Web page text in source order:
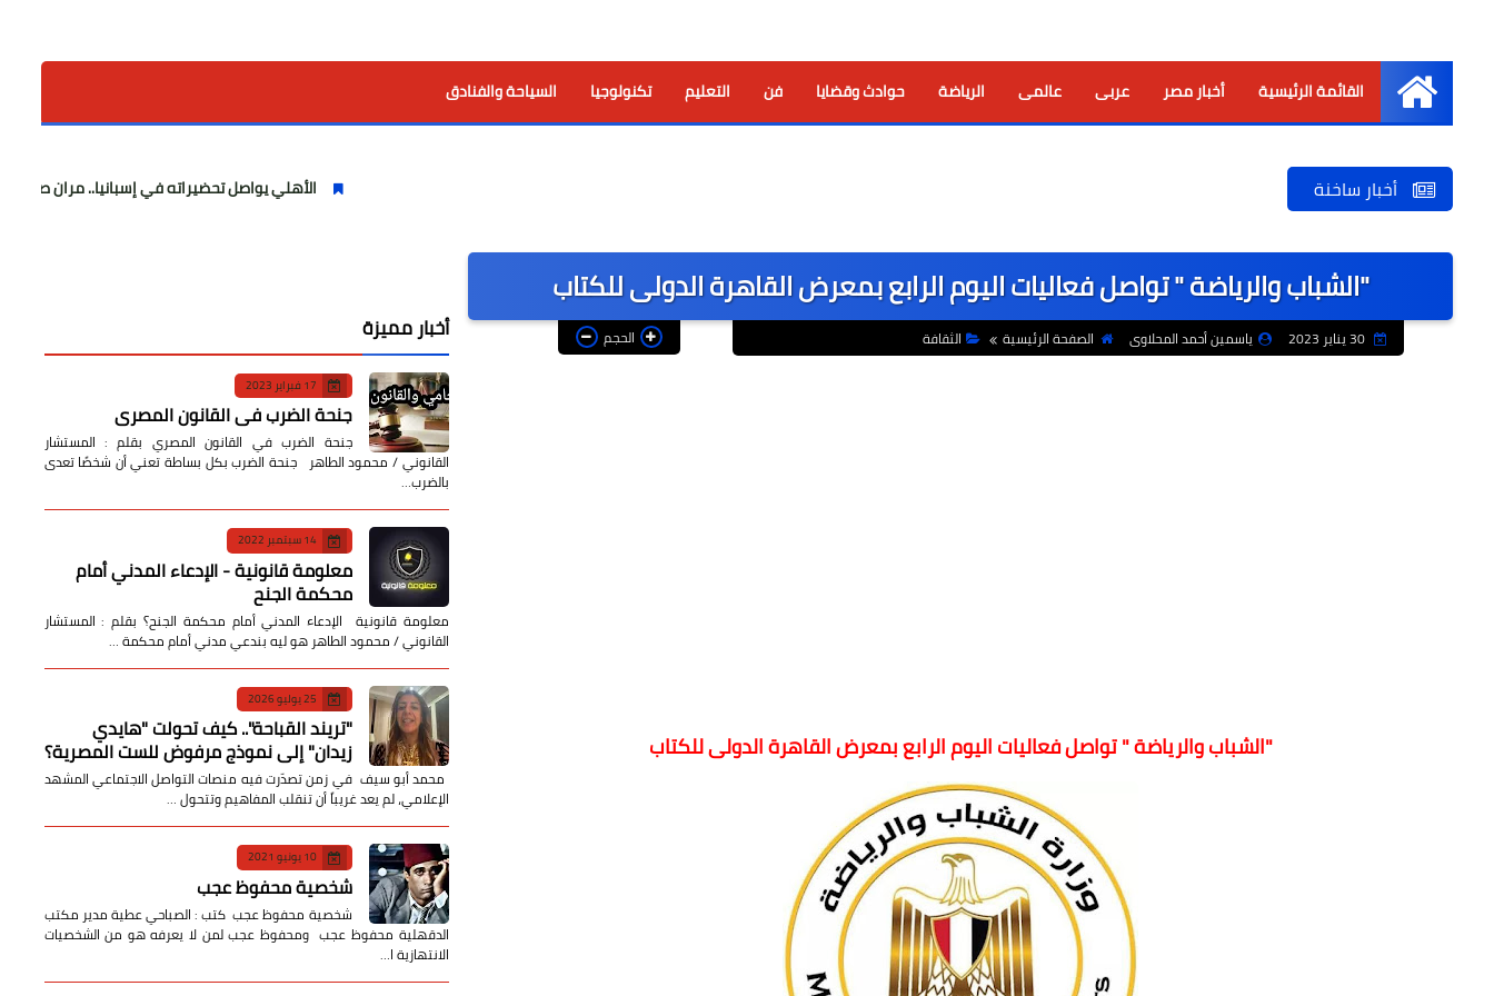
الرئيسية
القائمة الرئيسية أخبار مصر عربى عالمى الرياضة حوادث وقضايا فن التعليم تكنولوجيا السياحة والفنادق
أخبار ساخنة الأهلي يواصل تحضيراته في إسبانيا.. مران صباحي قوي
"الشباب والرياضة " تواصل فعاليات اليوم الرابع بمعرض القاهرة الدولى للكتاب
30 يناير 2023 ياسمين أحمد المحلاوى الصفحة الرئيسية الثقافة الحجم
"الشباب والرياضة " تواصل فعاليات اليوم الرابع بمعرض القاهرة الدولى للكتاب
أخبار مميزة
17 فبراير 2023
جنحة الضرب في القانون المصري
جنحة الضرب في القانون المصري بقلم : المستشار
القانوني / محمود الطاهر جنحة الضرب بكل بساطة تعني أن شخصًا تعدى
بالضرب…
14 سبتمبر 2022
معلومة قانونية - الإدعاء المدني أمام
محكمة الجنح
معلومة قانونية الإدعاء المدني أمام محكمة الجنح؟ بقلم : المستشار
القانوني / محمود الطاهر هو ليه بندعي مدني أمام محكمة …
25 يوليو 2026
​"تريند القباحة".. كيف تحولت "هايدي
زيدان" إلى نموذج مرفوض للست المصرية؟
​ محمد أبو سيف ​في زمن تصدّرت فيه منصات التواصل الاجتماعي المشهد
الإعلامي، لم يعد غريباً أن تنقلب المفاهيم وتتحول …
10 يونيو 2021
شخصية محفوظ عجب
شخصية محفوظ عجب كتب : الصباحي عطية مدير مكتب
الدقهلية محفوظ عجب ومحفوظ عجب لمن لا يعرفه هو من الشخصيات
الانتهازية ا…